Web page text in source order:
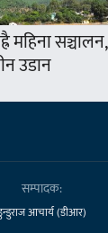
महिना सञ्चालन,
उडान
सम्पादक:
आचार्य (डीआर)